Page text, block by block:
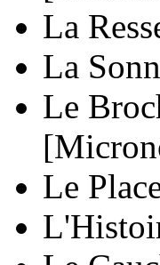
La
La
Le
Le